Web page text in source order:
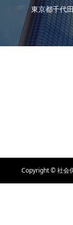
東京都千代
Copyright ©社会